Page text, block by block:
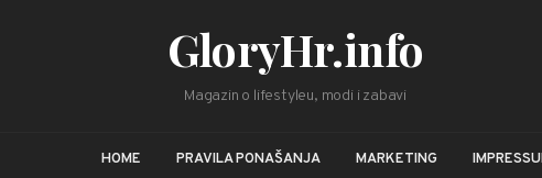
GloryHr.info
Magazin o lifestyleu, modi i zabavi
HOME PRAVILA PONAŠANJA MARKETING